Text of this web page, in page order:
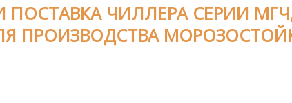
ПОСТАВКА ЧИЛЛЕРА СЕРИИ
ПРОИЗВОДСТВА